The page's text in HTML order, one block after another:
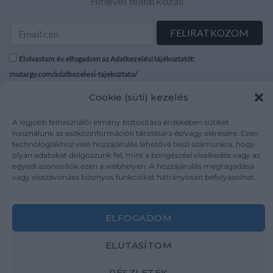
Cookie (süti) kezelés
A legjobb felhasználói élmény biztosítása érdekében sütiket
használunk az eszközinformációk tárolására és/vagy elérésére. Ezen
technológiákhoz való hozzájárulás lehetővé teszi számunkra, hogy
olyan adatokat dolgozzunk fel, mint a böngészési viselkedés vagy az
egyedi azonosítók ezen a webhelyen. A hozzájárulás megtagadása
vagy visszavonása bizonyos funkciókat hátrányosan befolyásolhat.
ELFOGADOM
ELUTASÍTOM
Elolvastam és elfogadom az Adatkezelési tájékoztatót:
mutargy.com/adatkezelesi-tajekoztato/
Médiaajánlat
Karrier
Kapcsolat
Áraink
ÁSZF
Adatvédelem
Impresszum